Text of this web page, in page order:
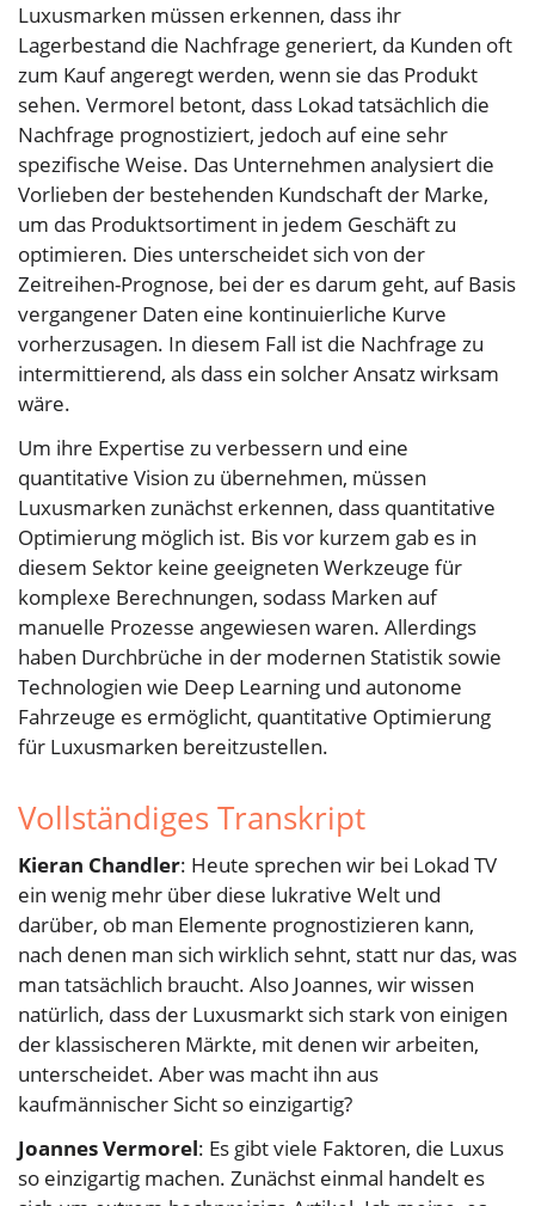
Luxusmarken müssen erkennen, dass ihr
Lagerbestand die Nachfrage generiert, da Kunden oft
zum Kauf angeregt werden, wenn sie das Produkt
sehen. Vermorel betont, dass Lokad tatsächlich die
Nachfrage prognostiziert, jedoch auf eine sehr
spezifische Weise. Das Unternehmen analysiert die
Vorlieben der bestehenden Kundschaft der Marke,
um das Produktsortiment in jedem Geschäft zu
optimieren. Dies unterscheidet sich von der
Zeitreihen-Prognose, bei der es darum geht, auf Basis
vergangener Daten eine kontinuierliche Kurve
vorherzusagen. In diesem Fall ist die Nachfrage zu
intermittierend, als dass ein solcher Ansatz wirksam
wäre.
Um ihre Expertise zu verbessern und eine
quantitative Vision zu übernehmen, müssen
Luxusmarken zunächst erkennen, dass quantitative
Optimierung möglich ist. Bis vor kurzem gab es in
diesem Sektor keine geeigneten Werkzeuge für
komplexe Berechnungen, sodass Marken auf
manuelle Prozesse angewiesen waren. Allerdings
haben Durchbrüche in der modernen Statistik sowie
Technologien wie Deep Learning und autonome
Fahrzeuge es ermöglicht, quantitative Optimierung
für Luxusmarken bereitzustellen.
Vollständiges Transkript
Kieran Chandler: Heute sprechen wir bei Lokad TV
ein wenig mehr über diese lukrative Welt und
darüber, ob man Elemente prognostizieren kann,
nach denen man sich wirklich sehnt, statt nur das, was
man tatsächlich braucht. Also Joannes, wir wissen
natürlich, dass der Luxusmarkt sich stark von einigen
der klassischeren Märkte, mit denen wir arbeiten,
unterscheidet. Aber was macht ihn aus
kaufmännischer Sicht so einzigartig?
Joannes Vermorel: Es gibt viele Faktoren, die Luxus
so einzigartig machen. Zunächst einmal handelt es